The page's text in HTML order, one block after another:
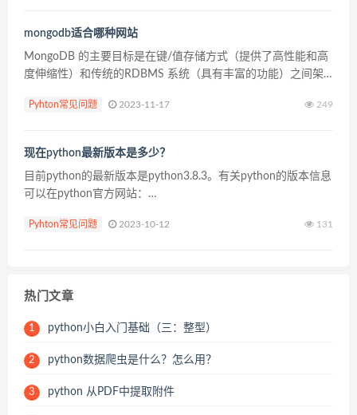
mongodb适合哪种网站
MongoDB 的主要目标是在键/值存储方式（提供了高性能和高
度伸缩性）和传统的RDBMS 系统（具有丰富的功能）之间架
Mongo 适用于以下场景。 网站数据：Mon...
Pyhton常见问题 2023-11-17 249
现在python最新版本是多少？
目前python的最新版本是python3.8.3。有关python的版本信息
可以在python官方网站：
站：https:/...
Pyhton常见问题 2023-10-12 131
热门文章
1 python小白入门基础（三：整型）
2 python数据爬虫是什么？怎么用？
3 python 从PDF中提取附件